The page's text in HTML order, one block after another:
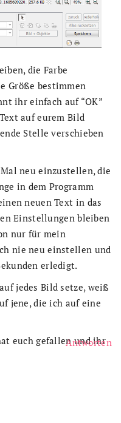
die Farbe
Größe bestimmen
ihr einfach auf “OK”
auf eurem Bild
Stelle verschieben
neu einzustellen, die
in dem Programm
neuen Text in das
Einstellungen bleiben
nur für mein
nie neu einstellen und
erledigt.
jedes Bild setze, weiß
jene, die ich auf eine
euch gefallen und ihr
Antworten